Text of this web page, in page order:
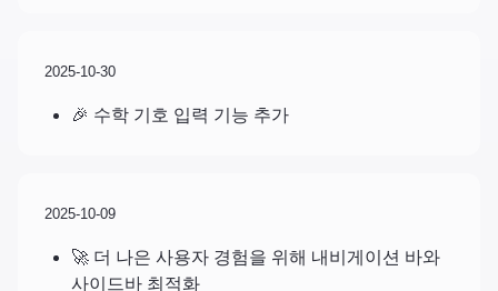
2025-10-30
🎉 수학 기호 입력 기능 추가
2025-10-09
🚀 더 나은 사용자 경험을 위해 내비게이션 바와
사이드바 최적화